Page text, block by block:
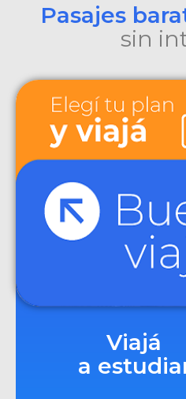
Pasajes
sin
Viajá
a